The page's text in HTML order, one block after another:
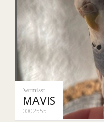
Vermisst
MAVIS
0002555